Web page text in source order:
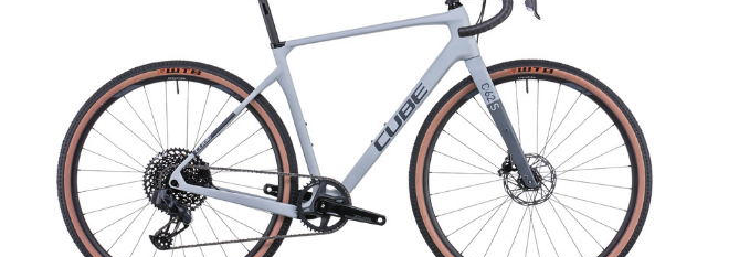
на части без
График платежей
Сегодня
25%